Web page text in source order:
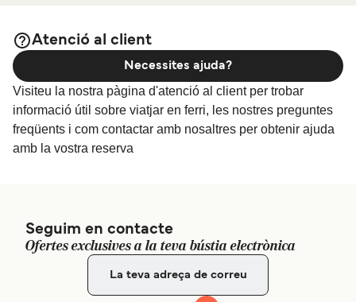
Atenció al client
Visiteu la nostra pàgina d'atenció al client per trobar
informació útil sobre viatjar en ferri, les nostres preguntes
freqüents i com contactar amb nosaltres per obtenir ajuda
amb la vostra reserva
Necessites ajuda?
Seguim en contacte
Ofertes exclusives a la teva bústia electrònica